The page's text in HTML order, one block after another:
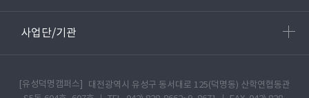
사업단/기관
[유성덕명캠퍼스]
대전광역시 유성구 동서대로 125(덕명동) 산학연협동관